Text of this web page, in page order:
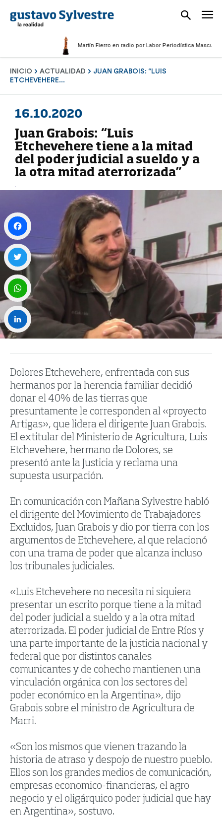
Martín Fierro en radio por Labor Periodística Masculina 2025
INICIO ACTUALIDAD
JUAN GRABOIS: “LUIS
ETCHEVEHERE...
16.10.2020
Juan Grabois: “Luis
Etchevehere tiene a la mitad
del poder judicial a sueldo y a
la otra mitad aterrorizada”
Dolores Etchevehere, enfrentada con sus
hermanos por la herencia familiar decidió
donar el 40% de las tierras que
presuntamente le corresponden al «proyecto
Artigas», que lidera el dirigente Juan Grabois.
El extitular del Ministerio de Agricultura, Luis
Etchevehere, hermano de Dolores, se
presentó ante la Justicia y reclama una
supuesta usurpación.
En comunicación con Mañana Sylvestre habló
el dirigente del Movimiento de Trabajadores
Excluidos, Juan Grabois y dio por tierra con los
argumentos de Etchevehere, al que relacionó
con una trama de poder que alcanza incluso
los tribunales judiciales.
«Luis Etchevehere no necesita ni siquiera
presentar un escrito porque tiene a la mitad
del poder judicial a sueldo y a la otra mitad
aterrorizada. El poder judicial de Entre Ríos y
una parte importante de la justicia nacional y
federal que por distintos canales
comunicantes y de cohecho mantienen una
vinculación orgánica con los sectores del
poder económico en la Argentina», dijo
Grabois sobre el ministro de Agricultura de
Macri.
«Son los mismos que vienen trazando la
historia de atraso y despojo de nuestro pueblo.
Ellos son los grandes medios de comunicación,
empresas economico-financieras, el agro
negocio y el oligárquico poder judicial que hay
en Argentina», sostuvo.
Facebook
Twitter
WhatsApp
LinkedIn